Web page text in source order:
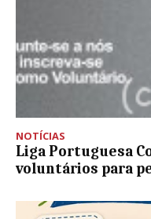
NOTÍCIAS
Liga Portuguesa
voluntários para